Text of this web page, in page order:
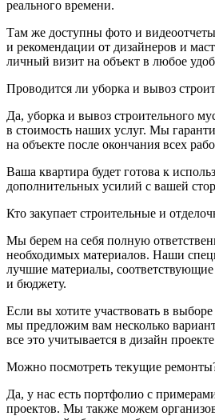
реального времени.
Там же доступны фото и
и рекомендации от дизайнеров и
личный визит на объект в любое
Проводится ли уборка и вывоз
Да, уборка и вывоз строительного
в стоимость наших услуг. Мы
на объекте после окончания всех
Ваша квартира будет готова к
дополнительных усилий с вашей
Кто закупает строительные и
Мы берем на себя полную
необходимых материалов. Наши
лучшие материалы,
и бюджету.
Если вы хотите участвовать в
мы предложим вам несколько
все это учитывается в дизайн
Можно посмотреть текущие
Да, у нас есть портфолио с
проектов. Мы также можем